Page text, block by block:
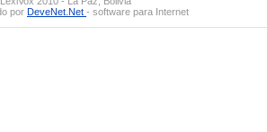
por DeveNet.Net - software para Internet